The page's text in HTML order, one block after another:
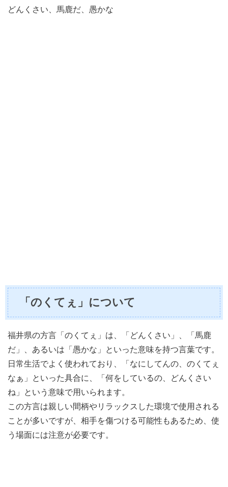
どんくさい、馬鹿だ、愚かな
「のくてぇ」について
福井県の方言「のくてぇ」は、「どんくさい」、「馬鹿
だ」、あるいは「愚かな」といった意味を持つ言葉です。
日常生活でよく使われており、「なにしてんの、のくてぇ
なぁ」といった具合に、「何をしているの、どんくさい
ね」という意味で用いられます。
この方言は親しい間柄やリラックスした環境で使用される
ことが多いですが、相手を傷つける可能性もあるため、使
う場面には注意が必要です。